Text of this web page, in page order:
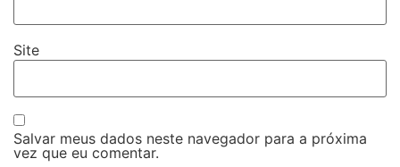
Site
Salvar meus dados neste navegador para a próxima
vez que eu comentar.